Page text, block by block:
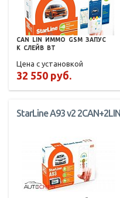
CAN LIN ИММО GSM ЗАПУС
К СЛЕЙВ BT
Цена с установкой
32 550 руб.
StarLine A93 v2 2CAN+2LIN